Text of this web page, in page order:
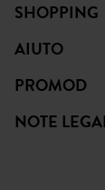
PROMOD
NOTE LEGALI